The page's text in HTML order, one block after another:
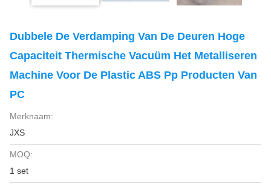
Dubbele De Verdamping Van De Deuren Hoge
Capaciteit Thermische Vacuüm Het Metalliseren
Machine Voor De Plastic ABS Pp Producten Van
PC
Merknaam:
JXS
MOQ:
1 set